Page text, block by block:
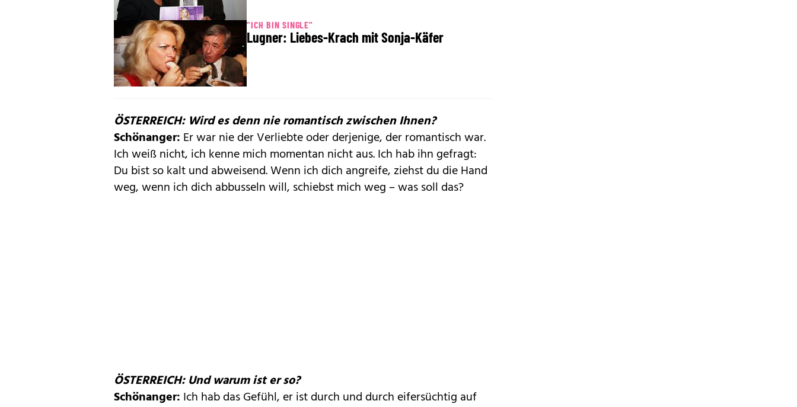
"ICH BIN SINGLE"
Lugner: Liebes-Krach mit Sonja-Käfer
ÖSTERREICH: Wird es denn nie romantisch zwischen Ihnen?
Schönanger: Er war nie der Verliebte oder derjenige, der romantisch war.
Ich weiß nicht, ich kenne mich momentan nicht aus. Ich hab ihn gefragt:
Du bist so kalt und abweisend. Wenn ich dich angreife, ziehst du die Hand
weg, wenn ich dich abbusseln will, schiebst mich weg – was soll das?
ÖSTERREICH: Und warum ist er so?
Schönanger: Ich hab das Gefühl, er ist durch und durch eifersüchtig auf